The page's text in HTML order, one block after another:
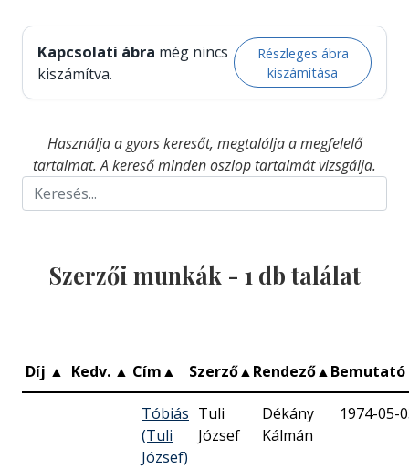
Kapcsolati ábra még nincs
kiszámítva.
Részleges ábra
kiszámítása
Használja a gyors keresőt, megtalálja a megfelelő
tartalmat. A kereső minden oszlop tartalmát vizsgálja.
Szerzői munkák - 1 db találat
Díj ▲ Kedv. ▲ Cím▲ Szerző▲Rendező▲Bemutató
Tóbiás
(Tuli
József)
Tuli
József
Dékány
Kálmán
1974-05-